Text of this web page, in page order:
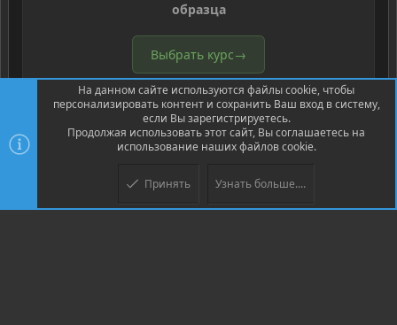
образца
Выбрать курс→
На данном сайте используются файлы cookie, чтобы
персонализировать контент и сохранить Ваш вход в систему,
если Вы зарегистрируетесь.
Продолжая использовать этот сайт, Вы соглашаетесь на
использование наших файлов cookie.
Принять Узнать больше....